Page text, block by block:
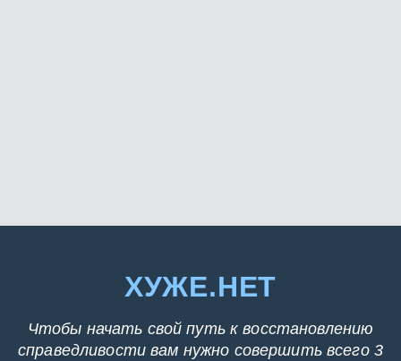
ХУЖЕ.НЕТ
Чтобы начать свой путь к восстановлению
справедливости вам нужно совершить всего 3